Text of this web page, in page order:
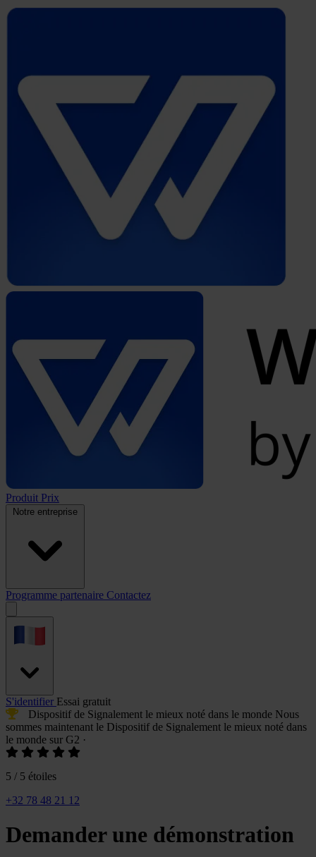
Whistleblower
Produit Prix
Notre entreprise
Programme partenaire Contactez
menu
S'identifier Essai gratuit
Dispositif de Signalement le mieux noté dans le monde Nous
sommes maintenant le Dispositif de Signalement le mieux noté dans
le monde sur G2 ·
5 / 5 étoiles
+32 78 48 21 12
Demander une démonstration